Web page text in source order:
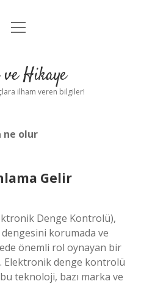
Anasayfa
Uyarı
menüyü
ve Hikaye
ilham veren bilgiler!
ne olur
Gelir
Denge Kontrolü),
dengesini korumada ve
önemli rol oynayan bir
Elektronik denge kontrolü
teknoloji, bazı marka ve